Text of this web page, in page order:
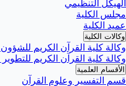
الهيكل التنظيمي
مجلس الكلية
عميد الكلية
وكالات الكلية
وكالة كلية القرآن الكريم للشؤون
وكالة كلية القرآن الكريم
الأقسام العلمية
قسم التفسير وعلوم القرآن